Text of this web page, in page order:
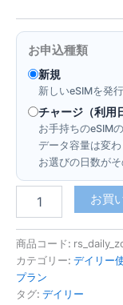
お申込種類
新規
新しいeSIMを発
チャージ（利用
お手持ちのeSIMの
データ容量は変
お選びの日数がそ
ア
(デ
イ
リ
お買
商品コード:
カテゴリー: デイリー
プラン
タグ: デイリー